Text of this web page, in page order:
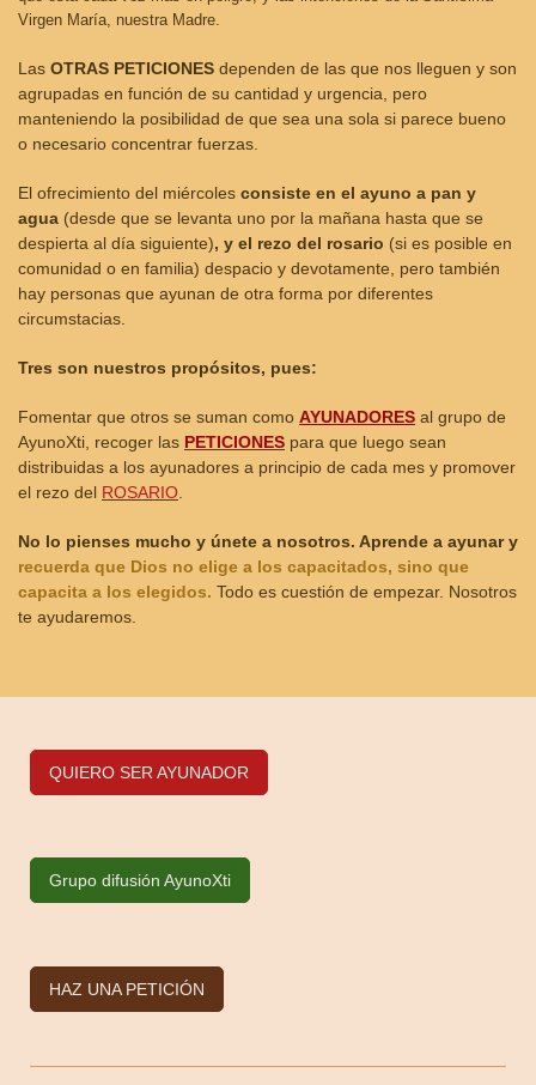
Virgen María, nuestra Madre.
Las OTRAS PETICIONES dependen de las que nos lleguen y son
agrupadas en función de su cantidad y urgencia, pero
manteniendo la posibilidad de que sea una sola si parece bueno
o necesario concentrar fuerzas.
El ofrecimiento del miércoles consiste en el ayuno a pan y
agua (desde que se levanta uno por la mañana hasta que se
despierta al día siguiente), y el rezo del rosario (si es posible en
comunidad o en familia) despacio y devotamente, pero también
hay personas que ayunan de otra forma por diferentes
circumstacias.
Tres son nuestros propósitos, pues:
Fomentar que otros se suman como AYUNADORES al grupo de
AyunoXti, recoger las PETICIONES para que luego sean
distribuidas a los ayunadores a principio de cada mes y promover
el rezo del ROSARIO
No lo pienses mucho y únete a nosotros. Aprende a ayunar y
recuerda que Dios no elige a los capacitados, sino que
capacita a los elegidos. Todo es cuestión de empezar. Nosotros
te ayudaremos.
QUIERO SER AYUNADOR
Grupo difusión AyunoXti
HAZ UNA PETICIÓN